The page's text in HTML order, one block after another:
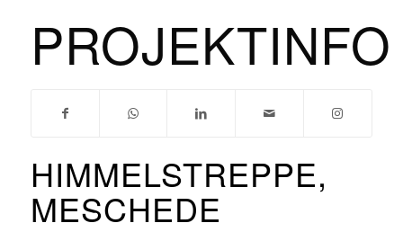
PROJEKTINFO
HIMMELSTREPPE,
MESCHEDE